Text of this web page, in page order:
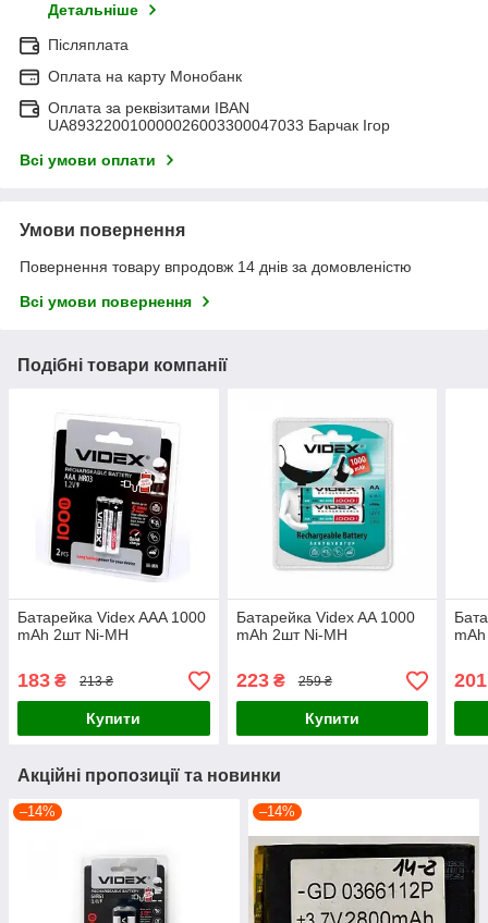
Детальніше
Післяплата
Оплата на карту Монобанк
Оплата за реквізитами IBAN
UA893220010000026003300047033 Барчак Ігор
Всі умови оплати
Умови повернення
Повернення товару впродовж 14 днів за домовленістю
Всі умови повернення
Подібні товари компанії
Батарейка Videx AAA 1000
mAh 2шт Ni-MH
183 ₴ 213 ₴
Купити
Батарейка Videx AA 1000
mAh 2шт Ni-MH
223₴ 259 ₴
Купити
201
Акційні пропозиції та новинки
–14% –14%